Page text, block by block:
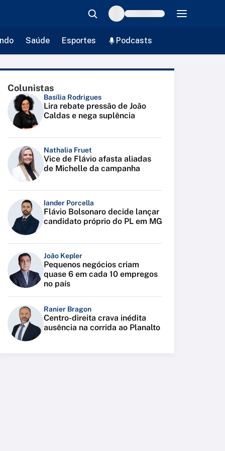
Saúde Esportes Podcasts
Colunistas
Basília Rodrigues
Lira rebate pressão de João
Caldas e nega suplência
Nathalia Fruet
Vice de Flávio afasta aliadas
de Michelle da campanha
Iander Porcella
Flávio Bolsonaro decide lançar
candidato próprio do PL em MG
João Kepler
Pequenos negócios criam
quase 6 em cada 10 empregos
no país
Ranier Bragon
Centro-direita crava inédita
ausência na corrida ao Planalto